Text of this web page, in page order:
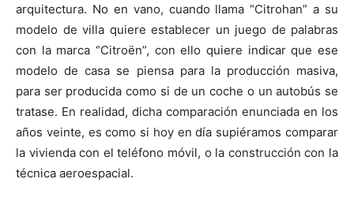
arquitectura. No en vano, cuando llama “Citrohan” a su
modelo de villa quiere establecer un juego de palabras
con la marca “Citroën”, con ello quiere indicar que ese
modelo de casa se piensa para la producción masiva,
para ser producida como si de un coche o un autobús se
tratase. En realidad, dicha comparación enunciada en los
años veinte, es como si hoy en día supiéramos comparar
la vivienda con el teléfono móvil, o la construcción con la
técnica aeroespacial.